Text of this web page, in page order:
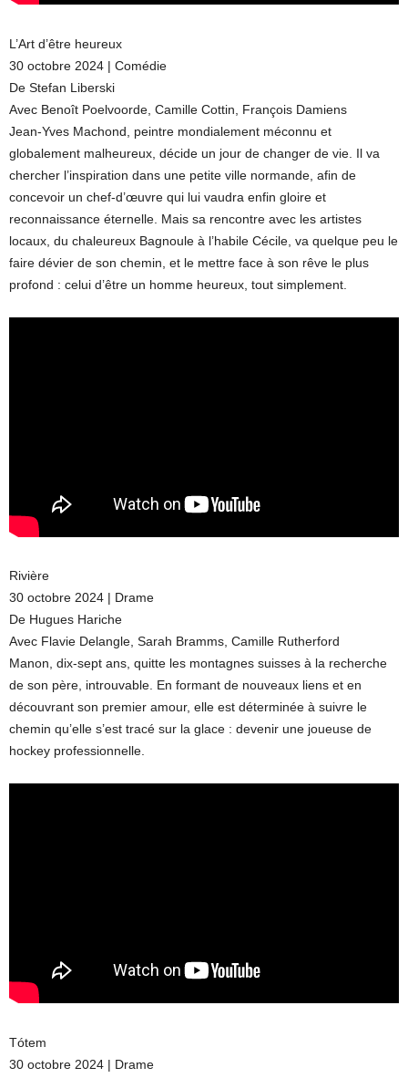
L’Art d’être heureux
30 octobre 2024 | Comédie
De Stefan Liberski
Avec Benoît Poelvoorde, Camille Cottin, François Damiens
Jean-Yves Machond, peintre mondialement méconnu et
globalement malheureux, décide un jour de changer de vie. Il va
chercher l’inspiration dans une petite ville normande, afin de
concevoir un chef-d’œuvre qui lui vaudra enfin gloire et
reconnaissance éternelle. Mais sa rencontre avec les artistes
locaux, du chaleureux Bagnoule à l’habile Cécile, va quelque peu le
faire dévier de son chemin, et le mettre face à son rêve le plus
profond : celui d’être un homme heureux, tout simplement.
Rivière
30 octobre 2024 | Drame
De Hugues Hariche
Avec Flavie Delangle, Sarah Bramms, Camille Rutherford
Manon, dix-sept ans, quitte les montagnes suisses à la recherche
de son père, introuvable. En formant de nouveaux liens et en
découvrant son premier amour, elle est déterminée à suivre le
chemin qu’elle s’est tracé sur la glace : devenir une joueuse de
hockey professionnelle.
Tótem
30 octobre 2024 | Drame